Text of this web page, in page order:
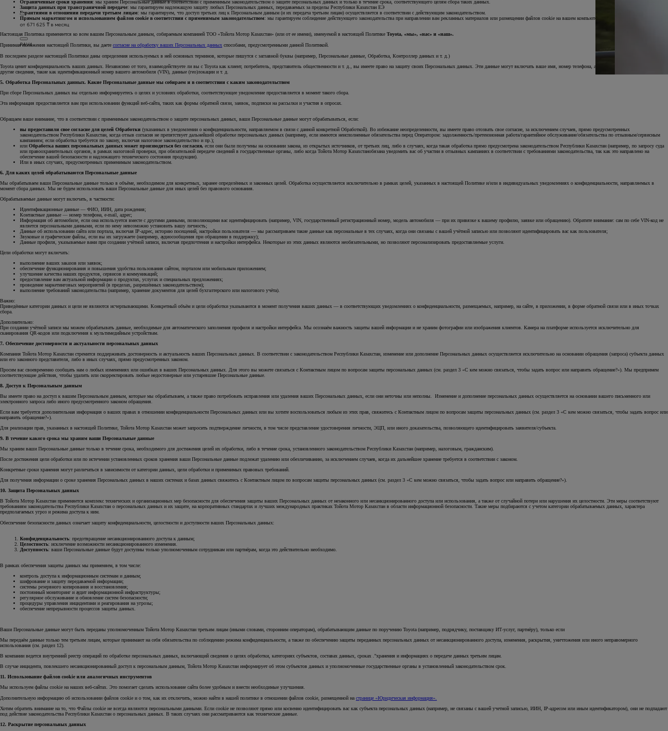
от 671 625 ₸ в месяц
RAV4
Кредитный
Ограниченные сроки хранения: мы храним Персональные данные в соответствии с применимым законодательством о защите персональных данных и только в течение срока, соответствующего целям сбора таких данных.
Защита данных при трансграничной передаче: мы гарантируем надлежащую защиту любых Персональных данных, передаваемых за пределы Республики Казахстан ЕЭ
Гарантиями в отношении передачи третьим лицам: мы гарантируем, что доступ третьих лиц к Персональным данным (и их передача третьим лицам) осуществляется в соответствии с действующим законодательством.
Прямым маркетингом и использованием файлов cookie в соответствии с применимым законодательством: мы гарантируем соблюдение действующего законодательства при направлении вам рекламных материалов или размещении файлов cookie на вашем компьютере.
Настоящая Политика применяется ко всем вашим Персональным данным, собираемым компанией ТОО «Тойота Мотор Казахстан» (или от ее имени), именуемой в настоящей Политике Toyota, «мы», «нас» и «наш».
Принимая положения настоящей Политики, вы даете согласие на обработку ваших Персональных данных способами, предусмотренными данной Политикой.
В последнем разделе настоящей Политики даны определения используемых в ней основных терминов, которые пишутся с заглавной буквы (например, Персональные данные, Обработка, Контроллер данных и т. д.)
Toyota ценит конфиденциальность ваших данных. Независимо от того, взаимодействуете ли вы с Toyota как клиент, потребитель, представитель общественности и т. д., вы имеете право на защиту своих Персональных данных. Эти данные могут включать ваше имя, номер телефона, адрес электронной почты, а также
другие сведения, такие как идентификационный номер вашего автомобиля (VIN), данные (гео)локации и т. д.
5. Обработка Персональных данных. Какие Персональные данные мы собираем и в соответствии с каким законодательством
При сборе Персональных данных вы отдельно информируетесь о целях и условиях обработки, соответствующее уведомление предоставляется в момент такого сбора.
Эта информация предоставляется вам при использовании функций веб-сайта, таких как формы обратной связи, заявок, подписки на рассылки и участия в опросах.
Обращаем ваше внимание, что в соответствии с применимым законодательством о защите персональных данных, ваши Персональные данные могут обрабатываться, если:
вы предоставили свое согласие для целей Обработки (указанных в уведомлении о конфиденциальности, направляемом в связи с данной конкретной Обработкой). Во избежание неопределенности, вы имеете право отозвать свое согласие, за исключением случаев, прямо предусмотренных
законодательством Республики Казахстан, когда отзыв согласия не препятствует дальнейшей обработке персональных данных (например, если имеются неисполненные обязательства перед Оператором: задолженность/претензионная работа/гарантийное обслуживание/обязательства по отзывным/сервисным
кампаниям; если обработка требуется по закону, включая налоговое законодательство и пр.);
или Обработка ваших персональных данных может производиться без согласия, если они были получены на основании закона, из открытых источников, от третьих лиц, либо в случаях, когда такая обработка прямо предусмотрена законодательством Республики Казахстан (например, по запросу суда
или правоохранительных органов, в рамках налоговой проверки, при обязательной передаче сведений в государственные органы, либо когда Тойота Мотор Казахстанобязана уведомить вас об участии в отзывных кампаниях в соответствии с требованиями законодательства, так как это направлено на
обеспечение вашей безопасности и надлежащего технического состояния продукции).
Или в иных случаях, предусмотренных применимым законодательством.
6. Для каких целей обрабатываются Персональные данные
Мы обрабатываем ваши Персональные данные только в объёме, необходимом для конкретных, заранее определённых и законных целей. Обработка осуществляется исключительно в рамках целей, указанных в настоящей Политике и/или в индивидуальных уведомлениях о конфиденциальности, направляемых в
момент сбора данных. Мы не будем использовать ваши Персональные данные для иных целей без правового основания.
Обрабатываемые данные могут включать, в частности:
Идентификационные данные — ФИО, ИИН, дата рождения;
Контактные данные — номер телефона, e-mail, адрес;
Информация об автомобиле, если она используется вместе с другими данными, позволяющими вас идентифицировать (например, VIN, государственный регистрационный номер, модель автомобиля — при их привязке к вашему профилю, заявке или обращению). Обратите внимание: сам по себе VIN-код не
является персональными данными, если по нему невозможно установить вашу личность;
Данные об использовании сайта или портала, включая IP-адрес, историю посещений, настройки пользователя — мы рассматриваем такие данные как персональные в тех случаях, когда они связаны с вашей учётной записью или позволяют идентифицировать вас как пользователя;
Звуковые и графические файлы, если вы их загружаете (например, аудиосообщения при обращении в поддержку);
Данные профиля, указываемые вами при создании учётной записи, включая предпочтения и настройки интерфейса. Некоторые из этих данных являются необязательными, но позволяют персонализировать предоставляемые услуги.
Цели обработки могут включать:
выполнение ваших заказов или заявок;
обеспечение функционирования и повышения удобства пользования сайтом, порталом или мобильным приложением;
улучшение качества наших продуктов, сервисов и коммуникаций;
предоставление вам актуальной информации о продуктах, услугах и специальных предложениях;
проведение маркетинговых мероприятий (в пределах, разрешённых законодательством);
выполнение требований законодательства (например, хранение документов для целей бухгалтерского или налогового учёта).
Важно:
Приведённые категории данных и цели не являются исчерпывающими. Конкретный объём и цели обработки указываются в момент получения ваших данных — в соответствующих уведомлениях о конфиденциальности, размещаемых, например, на сайте, в приложении, в форме обратной связи или в иных точках
сбора.
Дополнительно:
При создании учётной записи мы можем обрабатывать данные, необходимые для автоматического заполнения профиля и настройки интерфейса. Мы осознаём важность защиты вашей информации и не храним фотографии или изображения клиентов. Камера на платформе используется исключительно для
сканирования QR-кодов или подключения к мультимедийным устройствам.
7. Обеспечение достоверности и актуальности персональных данных
Компания Тойота Мотор Казахстан стремится поддерживать достоверность и актуальность ваших Персональных данных. В соответствии с законодательством Республики Казахстан, изменение или дополнение Персональных данных осуществляется исключительно на основании обращения (запроса) субъекта данных
или его законного представителя, либо в иных случаях, прямо предусмотренных законом.
Просим вас своевременно сообщать нам о любых изменениях или ошибках в ваших Персональных данных. Для этого вы можете связаться с Контактным лицом по вопросам защиты персональных данных (см. раздел 3 «С кем можно связаться, чтобы задать вопрос или направить обращение?»). Мы предпримем
соответствующие действия, чтобы удалить или скорректировать любые недостоверные или устаревшие Персональные данные.
8. Доступ к Персональным данным
Вы имеете право на доступ к вашим Персональным данным, которые мы обрабатываем, а также право потребовать исправления или удаления ваших Персональных данных, если они неточны или неполны. Изменение и дополнение персональных данных осуществляется на основании вашего письменного или
электронного запроса либо иного предусмотренного законом обращения.
Если вам требуется дополнительная информация о ваших правах в отношении конфиденциальности Персональных данных или вы хотите воспользоваться любым из этих прав, свяжитесь с Контактным лицом по вопросам защиты персональных данных (см. раздел 3 «С кем можно связаться, чтобы задать вопрос или
направить обращение?»).
Для реализации прав, указанных в настоящей Политике, Тойота Мотор Казахстан может запросить подтверждение личности, в том числе представление удостоверения личности, ЭЦП, или иного доказательства, позволяющего идентифицировать заявителя/субъекта.
9. В течение какого срока мы храним ваши Персональные данные
Мы храним ваши Персональные данные только в течение срока, необходимого для достижения целей их обработки, либо в течение срока, установленного законодательством Республики Казахстан (например, налоговым, гражданским).
После достижения цели обработки или по истечении установленных сроков хранения ваши Персональные данные подлежат удалению или обезличиванию, за исключением случаев, когда их дальнейшее хранение требуется в соответствии с законом.
Конкретные сроки хранения могут различаться в зависимости от категории данных, цели обработки и применимых правовых требований.
Для получения информации о сроке хранения Персональных данных в наших системах и базах данных свяжитесь с Контактным лицом по вопросам защиты персональных данных (см. раздел 3 «С кем можно связаться, чтобы задать вопрос или направить обращение?»).
10. Защита Персональных данных
В Тойота Мотор Казахстан применяется комплекс технических и организационных мер безопасности для обеспечения защиты ваших Персональных данных от незаконного или несанкционированного доступа или использования, а также от случайной потери или нарушения их целостности. Эти меры соответствуют
требованиям законодательства Республики Казахстан о персональных данных и их защите, на корпоративных стандартах и лучших международных практиках Тойота Мотор Казахстан в области информационной безопасности. Такие меры подбираются с учетом категории обрабатываемых данных, характера
предполагаемых угроз и режима доступа к ним.
Обеспечение безопасности данных означает защиту конфиденциальности, целостности и доступности ваших Персональных данных:
Конфиденциальность: предотвращение несанкционированного доступа к данным;
Целостность: исключение возможности несанкционированного изменения.
Доступность: ваши Персональные данные будут доступны только уполномоченным сотрудникам или партнёрам, когда это действительно необходимо.
В рамках обеспечения защиты данных мы применяем, в том числе:
контроль доступа к информационным системам и данным;
шифрование и защиту передаваемой информации;
системы резервного копирования и восстановления;
постоянный мониторинг и аудит информационной инфраструктуры;
регулярное обслуживание и обновление систем безопасности;
процедуры управления инцидентами и реагирования на угрозы;
обеспечение непрерывности процессов защиты данных.
Ваши Персональные данные могут быть переданы уполномоченным Тойота Мотор Казахстан третьим лицам (иными словами, сторонним операторам), обрабатывающим данные по поручению Toyota (например, подрядчику, поставщику ИТ-услуг, партнёру), только если
Мы передаём данные только тем третьим лицам, которые принимают на себя обязательства по соблюдению режима конфиденциальности, а также по обеспечению защиты переданных персональных данных от несанкционированного доступа, изменения, раскрытия, уничтожения или иного неправомерного
использования (см. раздел 12).
В компании ведется внутренний реестр операций по обработке персональных данных, включающий сведения о целях обработки, категориях субъектов, составах данных, сроках ."хранения и информациях о передаче данных третьим лицам.
В случае инцидента, повлекшего несанкционированный доступ к персональным данным, Тойота Мотор Казахстан информирует об этом субъектов данных и уполномоченные государственные органы в установленный законодательством срок.
11. Использование файлов cookiе или аналогичных инструментов
Мы используем файлы cookie на наших веб-сайтах. Это помогает сделать использование сайта более удобным и внести необходимые улучшения.
Дополнительную информацию об использовании файлов cookie и о том, как их отключить, можно найти в нашей политике в отношении файлов cookie, размещенной на странице «Юридическая информация».
Хотим обратить внимание на то, что Файлы cookie не всегда являются персональными данными. Если cookie не позволяют прямо или косвенно идентифицировать вас как субъекта персональных данных (например, не связаны с вашей учетной записью, ИИН, IP-адресом или иным идентификатором), они не подпадают
под действие законодательства Республики Казахстан о персональных данных. В таких случаях они рассматриваются как технические данные.
12. Раскрытие персональных данных